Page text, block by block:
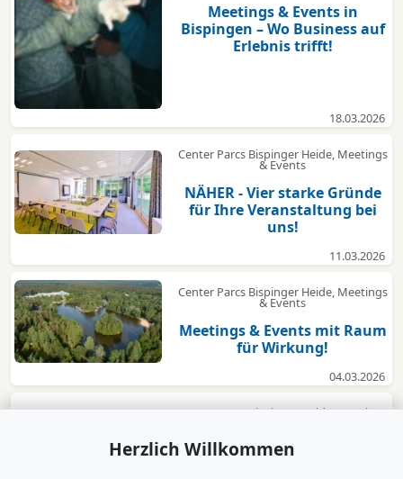
Meetings & Events in
Bispingen – Wo Business auf
Erlebnis trifft!
18.03.2026
Center Parcs Bispinger Heide, Meetings
& Events
NÄHER - Vier starke Gründe
für Ihre Veranstaltung bei
uns!
11.03.2026
Center Parcs Bispinger Heide, Meetings
& Events
Meetings & Events mit Raum
für Wirkung!
04.03.2026
Center Parcs Bispinger Heide, Meetings
Center Parcs: Ihre Business-
Herzlich Willkommen